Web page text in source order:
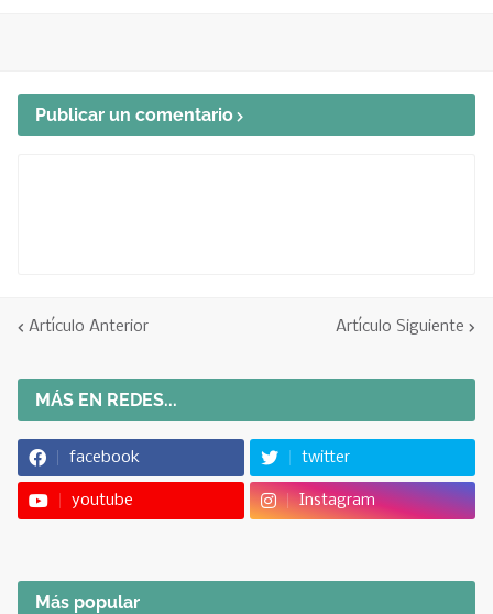
Publicar un comentario
Artículo Anterior Artículo Siguiente
MÁS EN REDES...
facebook twitter
youtube Instagram
Más popular